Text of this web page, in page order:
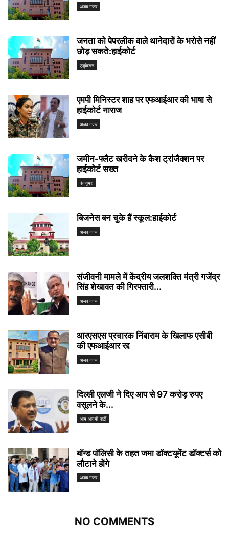
अजब गजब
जनता को पेपरलीक वाले थानेदारों के भरोसे नहीं
छोड़ सकते:हाईकोर्ट
एजुकेशन
एमपी मिनिस्टर शाह पर एफआईआर की भाषा से
हाईकोर्ट नाराज
अजब गजब
जमीन-फ्लैट खरीदने के कैश ट्रांजैक्शन पर
हाईकोर्ट सख्त
कंज्यूमर
बिजनेस बन चुके हैं स्कूल:हाईकोर्ट
अजब गजब
संजीवनी मामले में केंद्रीय जलशक्ति मंत्री गजेंद्र
सिंह शेखावत की गिरफ्तारी...
अजब गजब
आरएसएस प्रचारक निंबाराम के खिलाफ एसीबी
की एफआईआर रद्द
अजब गजब
दिल्ली एलजी ने दिए आप से 97 करोड़ रुपए
वसूलने के...
आम आदमी पार्टी
बॉन्ड पॉलिसी के तहत जमा डॉक्टयूमेंट डॉक्टर्स को
लौटाने होंगे
अजब गजब
NO COMMENTS